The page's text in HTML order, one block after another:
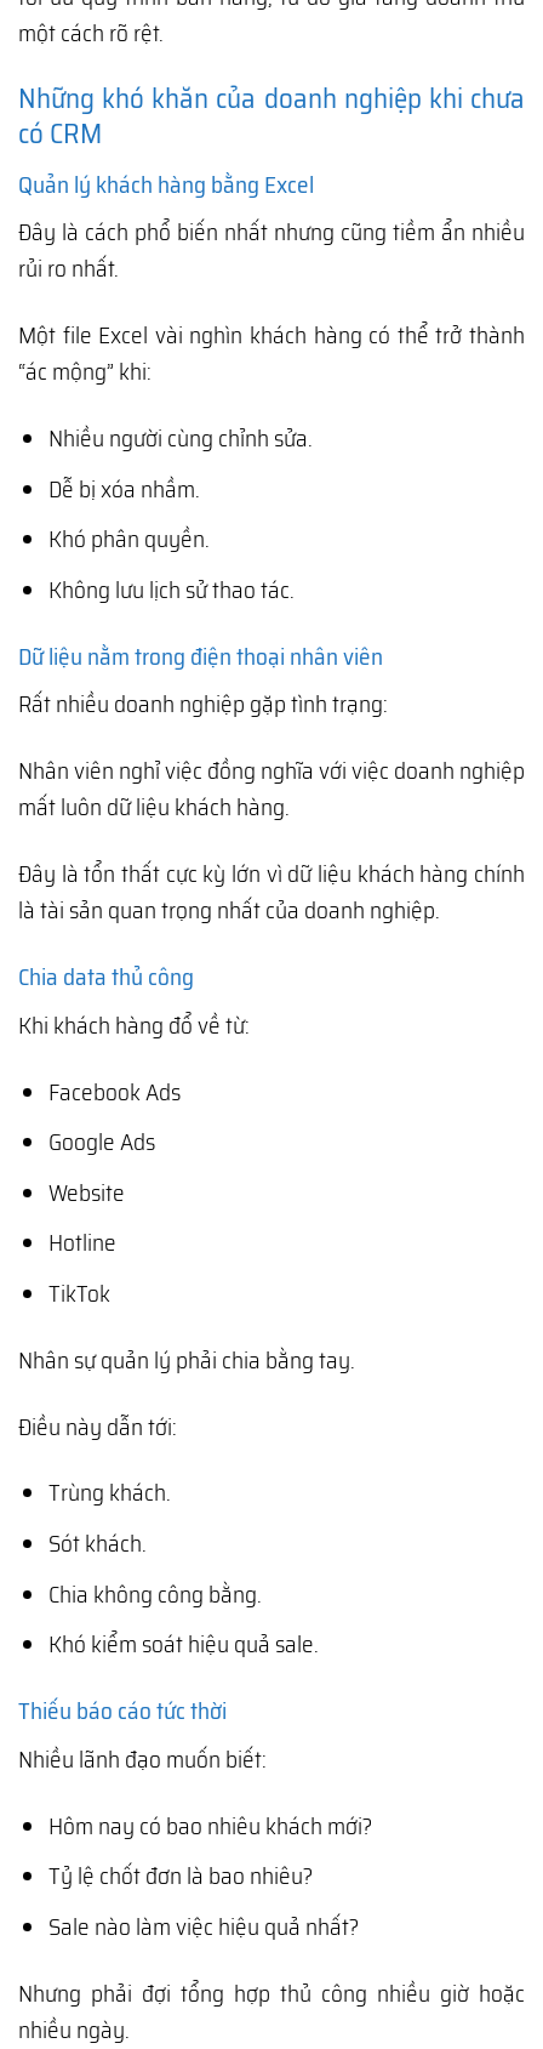
một cách rõ rệt.
Những khó khăn của doanh nghiệp khi chưa
có CRM
Quản lý khách hàng bằng Excel
Đây là cách phổ biến nhất nhưng cũng tiềm ẩn nhiều
rủi ro nhất.
Một file Excel vài nghìn khách hàng có thể trở thành
“ác mộng” khi:
Nhiều người cùng chỉnh sửa.
Dễ bị xóa nhầm.
Khó phân quyền.
Không lưu lịch sử thao tác.
Dữ liệu nằm trong điện thoại nhân viên
Rất nhiều doanh nghiệp gặp tình trạng:
Nhân viên nghỉ việc đồng nghĩa với việc doanh nghiệp
mất luôn dữ liệu khách hàng.
Đây là tổn thất cực kỳ lớn vì dữ liệu khách hàng chính
là tài sản quan trọng nhất của doanh nghiệp.
Chia data thủ công
Khi khách hàng đổ về từ:
Facebook Ads
Google Ads
Website
Hotline
TikTok
Nhân sự quản lý phải chia bằng tay.
Điều này dẫn tới:
Trùng khách.
Sót khách.
Chia không công bằng.
Khó kiểm soát hiệu quả sale.
Thiếu báo cáo tức thời
Nhiều lãnh đạo muốn biết:
Hôm nay có bao nhiêu khách mới?
Tỷ lệ chốt đơn là bao nhiêu?
Sale nào làm việc hiệu quả nhất?
Nhưng phải đợi tổng hợp thủ công nhiều giờ hoặc
nhiều ngày.